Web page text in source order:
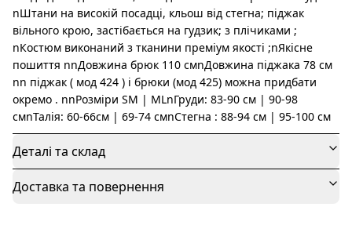
nШтани на високій посадці, кльош від стегна; піджак
вільного крою, застібається на гудзик; з плічиками ;
nКостюм виконаний з тканини преміум якості ;nЯкісне
пошиття nnДовжина брюк 110 смnДовжина піджака 78 см
nn піджак ( мод 424 ) і брюки (мод 425) можна придбати
окремо . nnРозміри SM | MLnГруди: 83-90 см | 90-98
смnТалія: 60-66см | 69-74 смnСтегна : 88-94 см | 95-100 см
Деталі та склад
Доставка та повернення